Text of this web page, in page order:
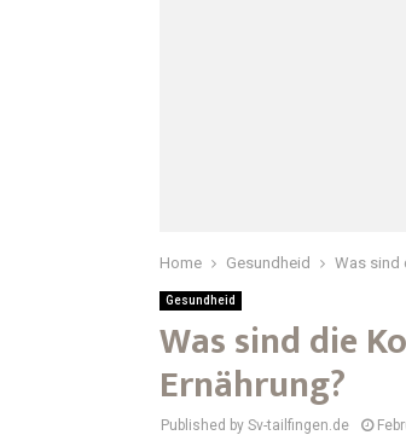
Home Gesundheid Was sind
Gesundheid
Was sind die
Ernährung?
Published by Sv-tailfingen.de